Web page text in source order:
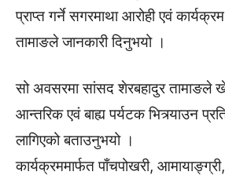
प्राप्त गर्ने सगरमाथा आरोही एवं
तामाङले जानकारी दिनुभयो ।
सो अवसरमा सांसद शेरबहादुर तामाङले
आन्तरिक एवं बाह्य पर्यटक भित्र्याउन
लागिएको बताउनुभयो ।
कार्यक्रममार्फत पाँचपोखरी,